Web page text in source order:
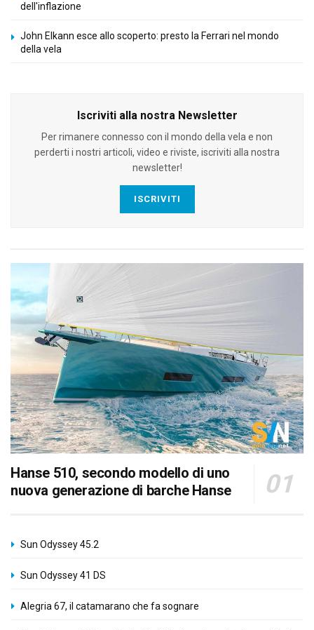
dell'inflazione
John Elkann esce allo scoperto: presto la Ferrari nel mondo
della vela
Iscriviti alla nostra Newsletter
Per rimanere connesso con il mondo della vela e non
perderti i nostri articoli, video e riviste, iscriviti alla nostra
newsletter!
ISCRIVITI
Hanse 510, secondo modello di uno
nuova generazione di barche Hanse
Sun Odyssey 45.2
Sun Odyssey 41 DS
Alegria 67, il catamarano che fa sognare